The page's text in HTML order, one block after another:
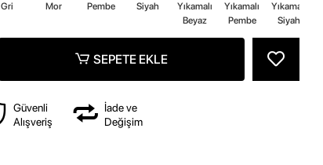
Gri Mor Pembe Siyah
Yıkamalı
Beyaz
Yıkamalı
Pembe
Yıkamalı
Siyah
SEPETE EKLE
Güvenli
Alışveriş
İade ve
Değişim